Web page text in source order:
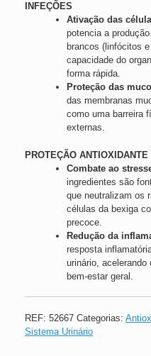
INFEÇÕES
Ativação das
potencia a
brancos (linfócitos
capacidade do
forma rápida.
Proteção das
das membranas
como uma barreira
externas.
PROTEÇÃO
Combate ao
ingredientes são
que neutralizam os
células da bexiga
precoce.
Redução da
resposta
urinário, acelerando
bem-estar geral.
REF: 52667 Categorias:
Sistema Urinário